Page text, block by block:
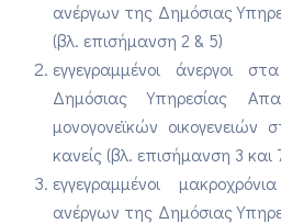
ανέργων της Δημόσιας
(βλ. επισήμανση 2 & 5)
εγγεγραμμένοι άνεργοι
Δημόσιας Υπηρεσίας
μονογονεϊκών οικογενειών
κανείς (βλ. επισήμανση 3 και
εγγεγραμμένοι
ανέργων της Δημόσιας